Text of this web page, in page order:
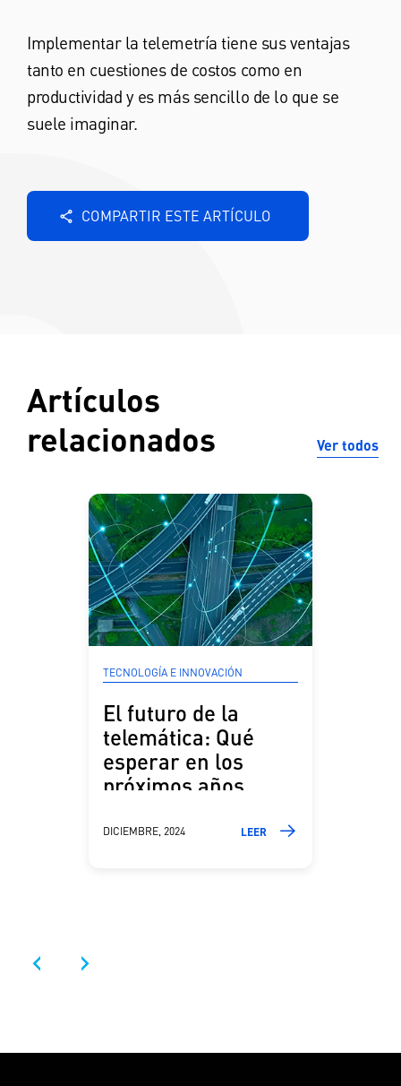
Implementar la telemetría tiene sus ventajas
tanto en cuestiones de costos como en
productividad y es más sencillo de lo que se
suele imaginar.
COMPARTIR ESTE ARTÍCULO
Artículos
relacionados
Ver todos
TECNOLOGÍA E INNOVACIÓN
El futuro de la
telemática: Qué
esperar en los
próximos años
DICIEMBRE, 2024 LEER
‹ ›